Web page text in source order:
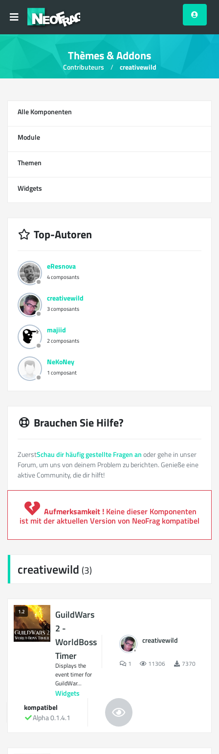
Thèmes & Addons
Contributeurs creativewild
Alle Komponenten
Module
Themen
Widgets
Top-Autoren
eResnova
4 composants
creativewild
3 composants
majiid
2 composants
NeKoNey
1 composant
Brauchen Sie Hilfe?
ZuerstSchau dir häufig gestellte Fragen anoder gehe in unser
Forum, um uns von deinem Problem zu berichten. Genieße eine
aktive Community, die dir hilft!
Aufmerksamkeit ! Keine dieser Komponenten
ist mit der aktuellen Version von NeoFrag kompatibel
creativewild (3)
1.2
GuildWars
2 -
WorldBoss
Timer
Displays the
event timer for
GuildWar...
Widgets
creativewild
1 11306 7370
kompatibel
Alpha 0.1.4.1